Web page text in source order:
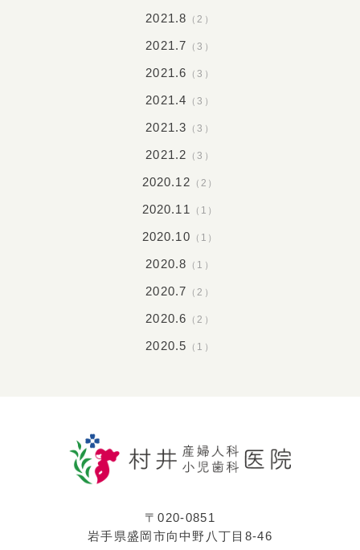
2021.8 （2）
2021.7 （3）
2021.6 （3）
2021.4 （3）
2021.3 （3）
2021.2 （3）
2020.12 （2）
2020.11 （1）
2020.10 （1）
2020.8 （1）
2020.7 （2）
2020.6 （2）
2020.5 （1）
〒020-0851
岩手県盛岡市向中野八丁目8-46